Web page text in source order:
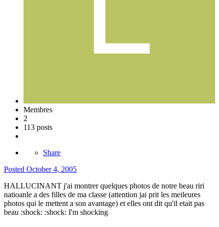
Membres
2
113 posts
Share
Posted October 4, 2005
HALLUCINANT j'ai montrer quelques photos de notre beau riri
natioanle a des filles de ma classe (attention jai prit les meileures
photos qui le mettent a son avantage) et elles ont dit qu'il etait pas
beau :shock: :shock: I'm shocking